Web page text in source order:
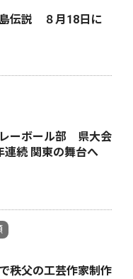
伝説 ８月18日に
ーボール部 県大会
続 関東の舞台へ
秩父の工芸作家制作